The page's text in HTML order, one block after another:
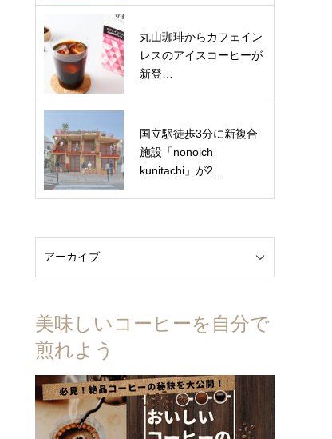
丸山珈琲からカフェイン
レスのアイスコーヒーが
新登…
国立駅徒歩3分に新複合
施設「nonoich
kunitachi」が2…
美味しいコーヒーを自分で
煎れよう